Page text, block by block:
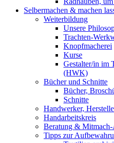
Selbermachen & machen
Weiterbildung
Unsere
Trachten-
Knopfmacherei
Kurse
Gestalter/in im
(HWK)
Bücher und Schnitte
Bücher,
Schnitte
Handwerker,
Handarbeitskreis
Beratung &
Tipps zur